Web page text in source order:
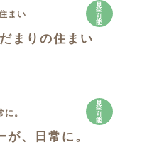
見
学
可
能
まりの住まい
見
学
可
能
、日常に。